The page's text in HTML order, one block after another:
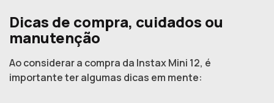
Dicas de compra, cuidados ou
manutenção
Ao considerar a compra da Instax Mini 12, é
importante ter algumas dicas em mente: